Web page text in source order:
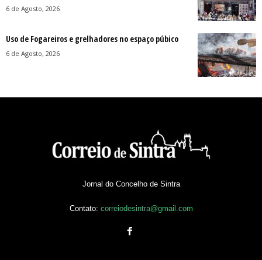
6 de Agosto, 2026
Uso de Fogareiros e grelhadores no espaço púbico
6 de Agosto, 2026
Jornal do Concelho de Sintra
Contato: correiodesintra@gmail.com